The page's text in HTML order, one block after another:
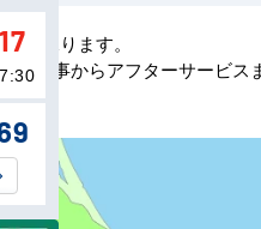
を承ります。
付工事からアフターサービス